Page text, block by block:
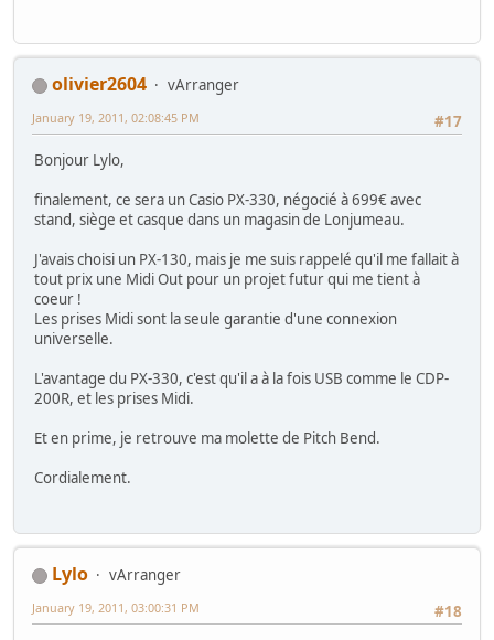
olivier2604
vArranger
#17
January 19, 2011, 02:08:45 PM
Bonjour Lylo,
finalement, ce sera un Casio PX-330, négocié à 699€ avec
stand, siège et casque dans un magasin de Lonjumeau.
J'avais choisi un PX-130, mais je me suis rappelé qu'il me fallait à
tout prix une Midi Out pour un projet futur qui me tient à
coeur !
Les prises Midi sont la seule garantie d'une connexion
universelle.
L'avantage du PX-330, c'est qu'il a à la fois USB comme le CDP-
200R, et les prises Midi.
Et en prime, je retrouve ma molette de Pitch Bend.
Cordialement.
Lylo
vArranger
#18
January 19, 2011, 03:00:31 PM